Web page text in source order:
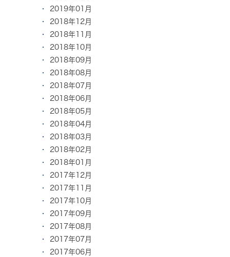
2019年01月
2018年12月
2018年11月
2018年10月
2018年09月
2018年08月
2018年07月
2018年06月
2018年05月
2018年04月
2018年03月
2018年02月
2018年01月
2017年12月
2017年11月
2017年10月
2017年09月
2017年08月
2017年07月
2017年06月